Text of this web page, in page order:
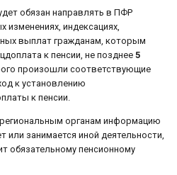
обязан направлять в ПФР
индексациях,
выплат гражданам, которым
к пенсии, не позднее 5
произошли соответствующие
к установлению
к пенсии.
органам информацию
или занимается иной деятельности,
обязательному пенсионному